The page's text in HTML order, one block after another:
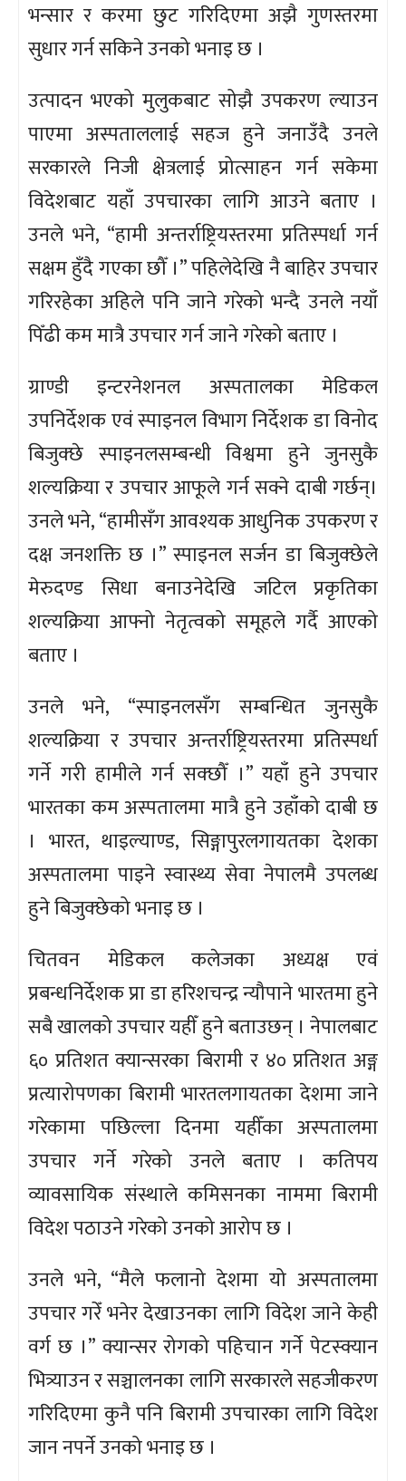
भन्सार र करमा छुट गरिदिएमा अझै गुणस्तरमा
सुधार गर्न सकिने उनको भनाइ छ ।
उत्पादन भएको मुलुकबाट सोझै उपकरण ल्याउन
पाएमा अस्पताललाई सहज हुने जनाउँदै उनले
सरकारले निजी क्षेत्रलाई प्रोत्साहन गर्न सकेमा
विदेशबाट यहाँ उपचारका लागि आउने बताए ।
उनले भने, “हामी अन्तर्राष्ट्रियस्तरमा प्रतिस्पर्धा गर्न
सक्षम हुँदै गएका छौँ ।” पहिलेदेखि नै बाहिर उपचार
गरिरहेका अहिले पनि जाने गरेको भन्दै उनले नयाँ
पिँढी कम मात्रै उपचार गर्न जाने गरेको बताए ।
ग्राण्डी इन्टरनेशनल अस्पतालका मेडिकल
उपनिर्देशक एवं स्पाइनल विभाग निर्देशक डा विनोद
बिजुक्छे स्पाइनलसम्बन्धी विश्वमा हुने जुनसुकै
शल्यक्रिया र उपचार आफूले गर्न सक्ने दाबी गर्छन्।
उनले भने, “हामीसँग आवश्यक आधुनिक उपकरण र
दक्ष जनशक्ति छ ।” स्पाइनल सर्जन डा बिजुक्छेले
मेरुदण्ड सिधा बनाउनेदेखि जटिल प्रकृतिका
शल्यक्रिया आफ्नो नेतृत्वको समूहले गर्दै आएको
बताए ।
उनले भने, “स्पाइनलसँग सम्बन्धित जुनसुकै
शल्यक्रिया र उपचार अन्तर्राष्ट्रियस्तरमा प्रतिस्पर्धा
गर्ने गरी हामीले गर्न सक्छौँ ।” यहाँ हुने उपचार
भारतका कम अस्पतालमा मात्रै हुने उहाँको दाबी छ
। भारत, थाइल्याण्ड, सिङ्गापुरलगायतका देशका
अस्पतालमा पाइने स्वास्थ्य सेवा नेपालमै उपलब्ध
हुने बिजुक्छेको भनाइ छ ।
चितवन मेडिकल कलेजका अध्यक्ष एवं
प्रबन्धनिर्देशक प्रा डा हरिशचन्द्र न्यौपाने भारतमा हुने
सबै खालको उपचार यहीँ हुने बताउछन् । नेपालबाट
६० प्रतिशत क्यान्सरका बिरामी र ४० प्रतिशत अङ्ग
प्रत्यारोपणका बिरामी भारतलगायतका देशमा जाने
गरेकामा पछिल्ला दिनमा यहीँका अस्पतालमा
उपचार गर्ने गरेको उनले बताए । कतिपय
व्यावसायिक संस्थाले कमिसनका नाममा बिरामी
विदेश पठाउने गरेको उनको आरोप छ ।
उनले भने, “मैले फलानो देशमा यो अस्पतालमा
उपचार गरेँ भनेर देखाउनका लागि विदेश जाने केही
वर्ग छ ।” क्यान्सर रोगको पहिचान गर्ने पेटस्क्यान
भित्र्याउन र सञ्चालनका लागि सरकारले सहजीकरण
गरिदिएमा कुनै पनि बिरामी उपचारका लागि विदेश
जान नपर्ने उनको भनाइ छ ।